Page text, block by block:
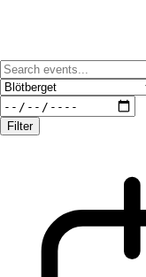
Filter